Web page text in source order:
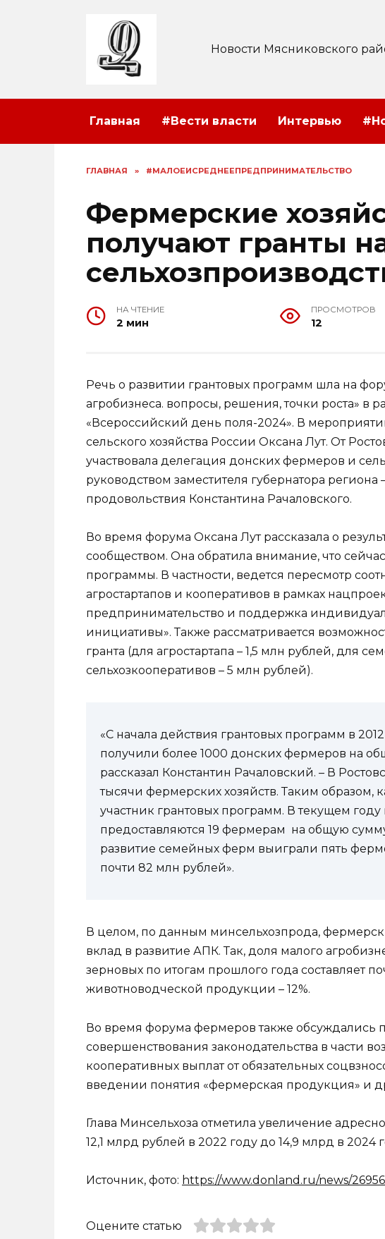
Новости Мясниковского
Главная #Вести власти Интервью
ГЛАВНАЯ » #МАЛОЕИСРЕДНЕЕПРЕДПРИНИМАТЕЛЬСТВО
Фермерские
получают гранты
НА ЧТЕНИЕ
2 мин
ПРОСМОТРОВ
12
Речь о развитии грантовых программ шла на
агробизнеса. вопросы, решения, точки роста» в
«Всероссийский день поля-2024». В
сельского хозяйства России Оксана Лут. От
участвовала делегация донских фермеров и
руководством заместителя губернатора региона
продовольствия Константина Рачаловского.
Во время форума Оксана Лут рассказала о
сообществом. Она обратила внимание, что
программы. В частности, ведется пересмотр
агростартапов и кооперативов в рамках
предпринимательство и поддержка
инициативы». Также рассматривается
гранта (для агростартапа – 1,5 млн рублей, для
сельхозкооперативов – 5 млн рублей).
«С начала действия грантовых программ в
получили более 1000 донских фермеров на
рассказал Константин Рачаловский. – В
тысячи фермерских хозяйств. Таким
участник грантовых программ. В текущем году
предоставляются 19 фермерам на общую
развитие семейных ферм выиграли пять
почти 82 млн рублей».
В целом, по данным минсельхозпрода,
вклад в развитие АПК. Так, доля малого
зерновых по итогам прошлого года составляет
животноводческой продукции – 12%.
Во время форума фермеров также обсуждались
совершенствования законодательства в части
кооперативных выплат от обязательных
введении понятия «фермерская продукция» и
Глава Минсельхоза отметила увеличение
12,1 млрд рублей в 2022 году до 14,9 млрд в 2024
Источник, фото: https://www.donland.ru/news/
Оцените статью